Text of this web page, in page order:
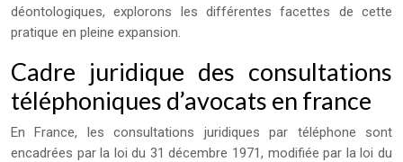
déontologiques, explorons les différentes facettes de cette
pratique en pleine expansion.
Cadre juridique des consultations
téléphoniques d’avocats en france
En France, les consultations juridiques par téléphone sont
encadrées par la loi du 31 décembre 1971, modifiée par la loi du